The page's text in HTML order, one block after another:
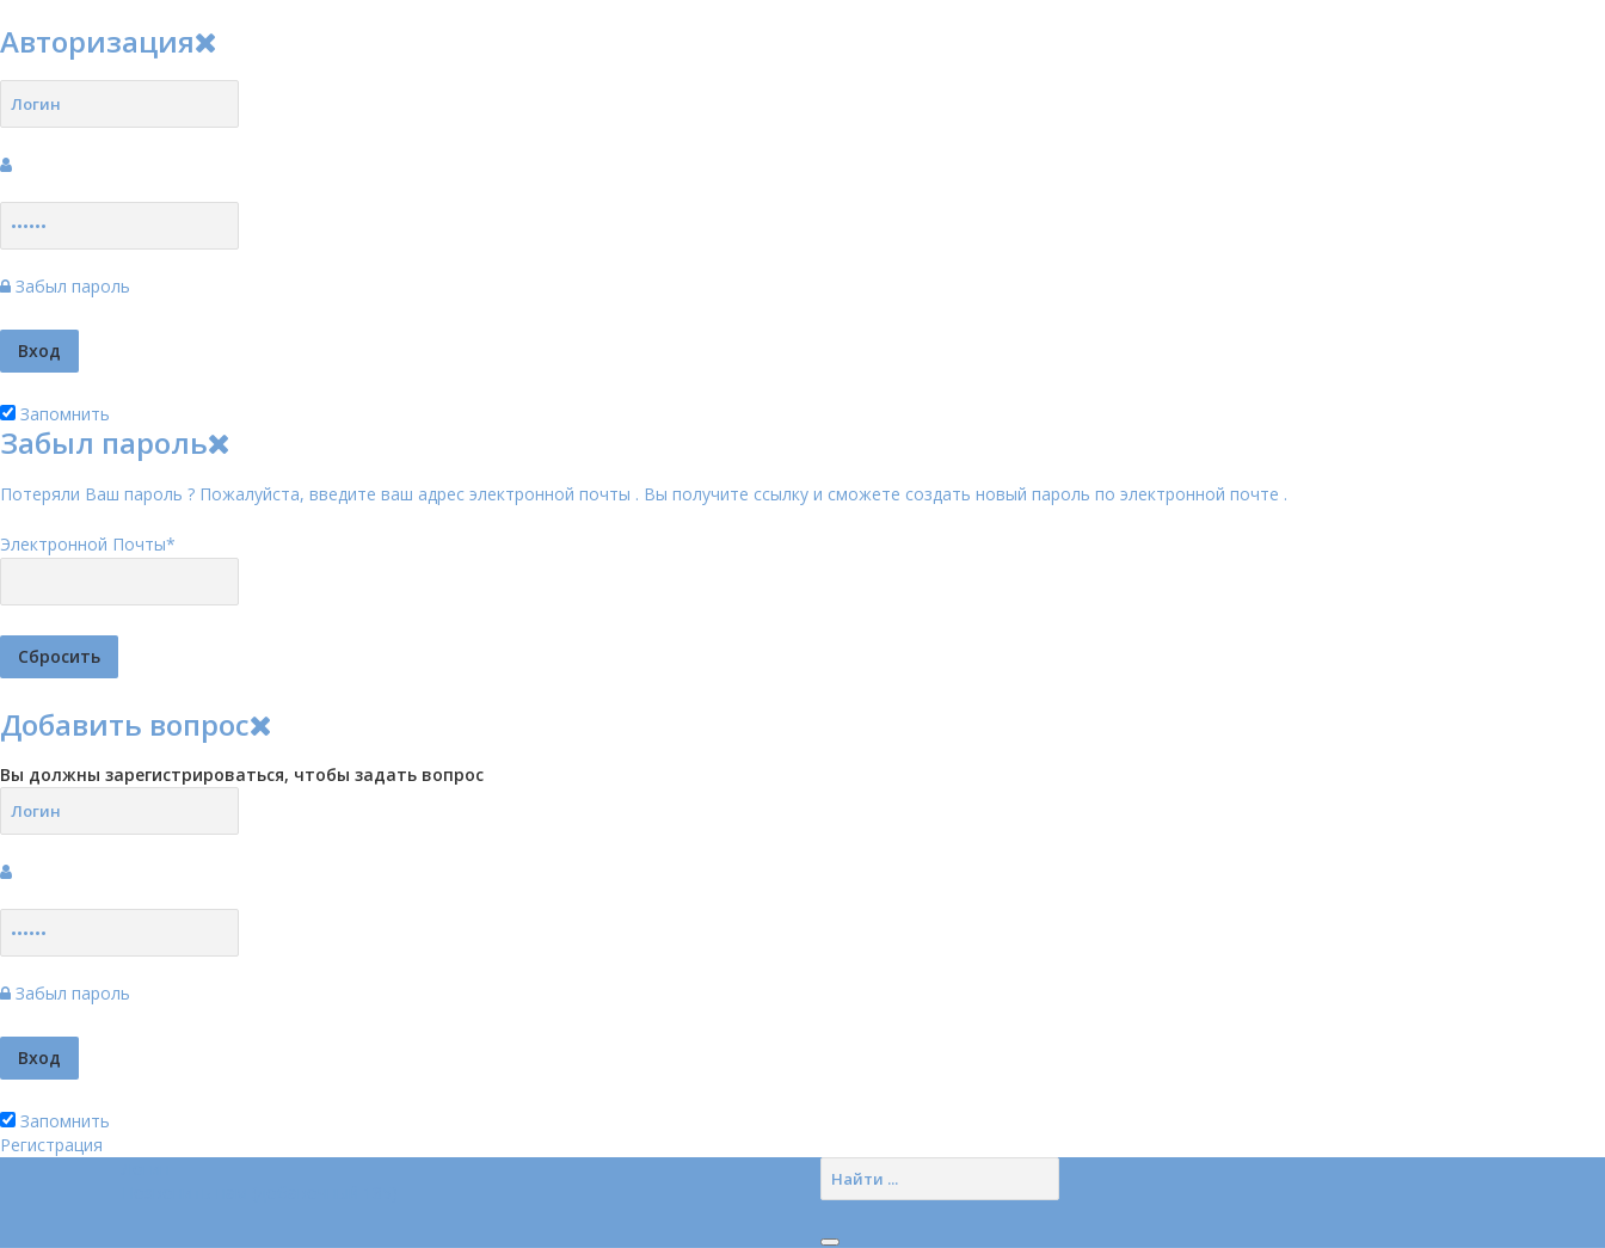
Авторизация
Забыл пароль
Запомнить
Забыл пароль
Потеряли Ваш пароль ? Пожалуйста, введите ваш адрес электронной почты . Вы получите ссылку и сможете создать новый пароль по электронной почте .
Электронной Почты*
Добавить вопрос
Вы должны зарегистрироваться, чтобы задать вопрос
Забыл пароль
Запомнить
Регистрация